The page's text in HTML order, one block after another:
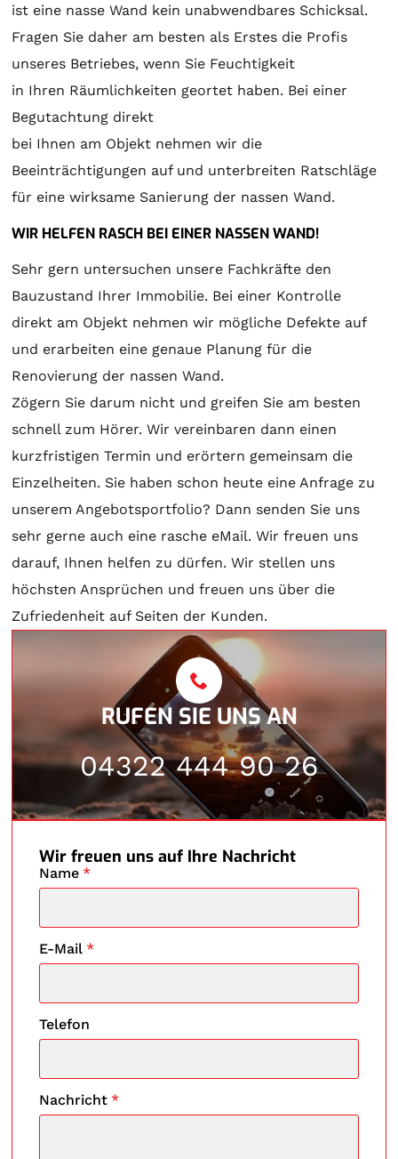
ist eine nasse Wand kein unabwendbares Schicksal.
Fragen Sie daher am besten als Erstes die Profis
unseres Betriebes, wenn Sie Feuchtigkeit
in Ihren Räumlichkeiten geortet haben. Bei einer
Begutachtung direkt
bei Ihnen am Objekt nehmen wir die
Beeinträchtigungen auf und unterbreiten Ratschläge
für eine wirksame Sanierung der nassen Wand.
WIR HELFEN RASCH BEI EINER NASSEN WAND!
Sehr gern untersuchen unsere Fachkräfte den
Bauzustand Ihrer Immobilie. Bei einer Kontrolle
direkt am Objekt nehmen wir mögliche Defekte auf
und erarbeiten eine genaue Planung für die
Renovierung der nassen Wand.
Zögern Sie darum nicht und greifen Sie am besten
schnell zum Hörer. Wir vereinbaren dann einen
kurzfristigen Termin und erörtern gemeinsam die
Einzelheiten. Sie haben schon heute eine Anfrage zu
unserem Angebotsportfolio? Dann senden Sie uns
sehr gerne auch eine rasche eMail. Wir freuen uns
darauf, Ihnen helfen zu dürfen. Wir stellen uns
höchsten Ansprüchen und freuen uns über die
Zufriedenheit auf Seiten der Kunden.
RUFEN SIE UNS AN
04322 444 90 26
Wir freuen uns auf Ihre Nachricht
Name *
E-Mail *
Telefon
Nachricht *